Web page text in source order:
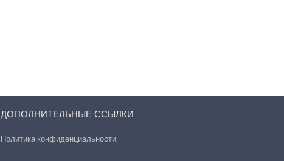
ДОПОЛНИТЕЛЬНЫЕ ССЫЛКИ
Политика конфиденциальности